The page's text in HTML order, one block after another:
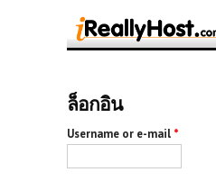
ล็อกอิน
Username or e-mail *